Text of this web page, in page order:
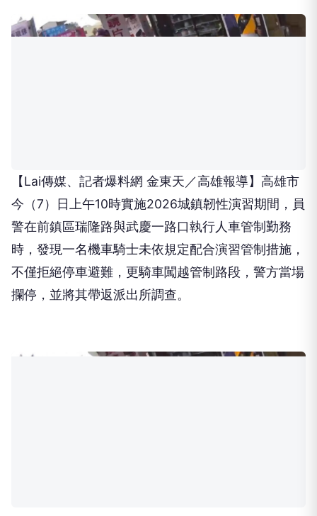
【Lai傳媒、記者爆料網 金東天／高雄報導】高雄市
今（7）日上午10時實施2026城鎮韌性演習期間，員
警在前鎮區瑞隆路與武慶一路口執行人車管制勤務
時，發現一名機車騎士未依規定配合演習管制措施，
不僅拒絕停車避難，更騎車闖越管制路段，警方當場
攔停，並將其帶返派出所調查。